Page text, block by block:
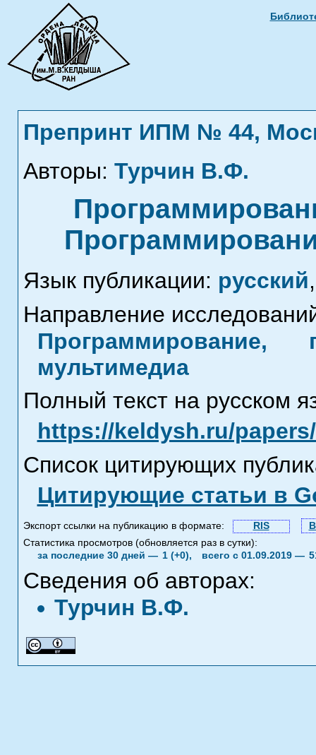
Препринт ИПМ № 44,
Авторы: Турчин В.Ф.
Язык публикации: русский,
Направление
Программирование,
мультимедиа
Полный текст на русском
https://keldysh.ru/
Список цитирующих
Цитирующие статьи в
Экспорт ссылки на публикацию в формате: RIS
Статистика просмотров (обновляется раз в сутки):
за последние 30 дней — 1 (+0), всего с 01.09.2019 —
Сведения об авторах:
Турчин В.Ф.